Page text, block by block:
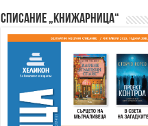
Списание „Книжарница“